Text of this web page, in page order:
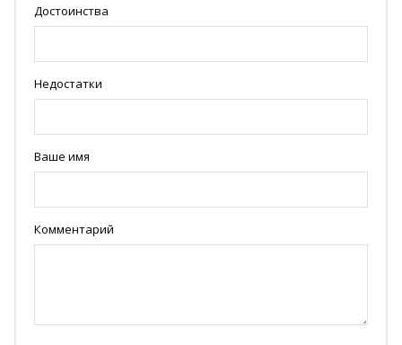
Достоинства
Недостатки
Ваше имя
Комментарий